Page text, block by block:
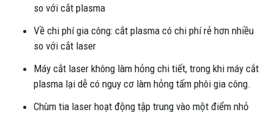
so với cắt plasma
Về chi phí gia công: cắt plasma có chi phí rẻ hơn nhiều
so với cắt laser
Máy cắt laser không làm hỏng chi tiết, trong khi máy cắt
plasma lại dễ có nguy cơ làm hỏng tấm phôi gia công.
Chùm tia laser hoạt động tập trung vào một điểm nhỏ